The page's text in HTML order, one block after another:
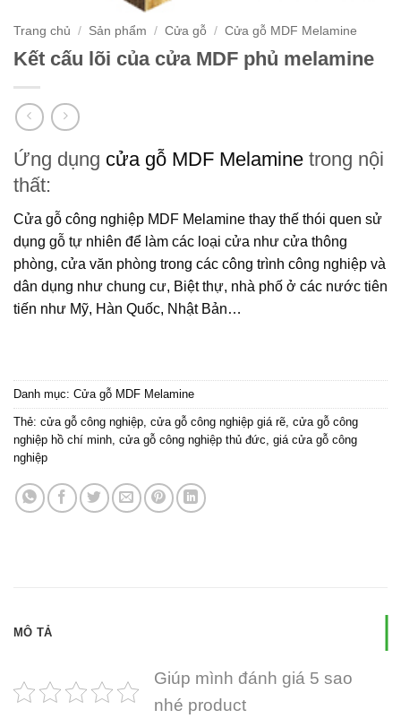
Trang chủ / Sản phẩm / Cửa gỗ / Cửa gỗ MDF Melamine
Kết cấu lõi của cửa MDF phủ melamine
Ứng dụng cửa gỗ MDF Melamine trong nội
thất:
Cửa gỗ công nghiệp MDF Melamine thay thế thói quen sử
dụng gỗ tự nhiên để làm các loại cửa như cửa thông
phòng, cửa văn phòng trong các công trình công nghiệp và
dân dụng như chung cư, Biệt thự, nhà phố ở các nước tiên
tiến như Mỹ, Hàn Quốc, Nhật Bản…
Danh mục: Cửa gỗ MDF Melamine
Thẻ: cửa gỗ công nghiệp cửa gỗ công nghiệp giá rẽ cửa gỗ công
nghiệp hồ chí minh cửa gỗ công nghiệp thủ đức giá cửa gỗ công
nghiệp
MÔ TẢ
Giúp mình đánh giá 5 sao
nhé product